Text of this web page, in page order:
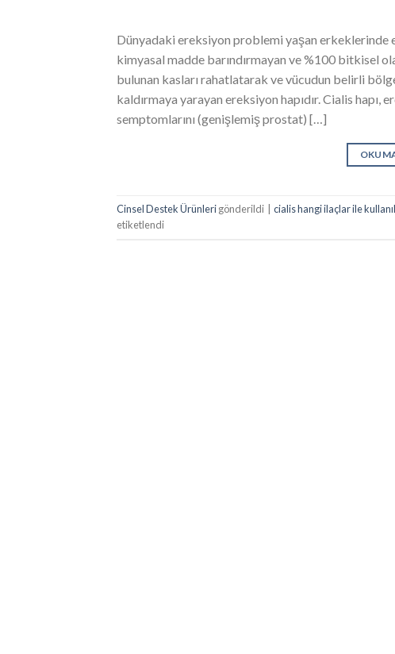
Dünyadaki ereksiyon problemi yaşan erkeklerinde
kimyasal madde barındırmayan ve %100 bitkisel
bulunan kasları rahatlatarak ve vücudun belirli
kaldırmaya yarayan ereksiyon hapıdır. Cialis
semptomlarını (genişlemiş prostat) […]
Cinsel Destek Ürünlerigönderildi cialis hangi ilaçlar ile
etiketlendi